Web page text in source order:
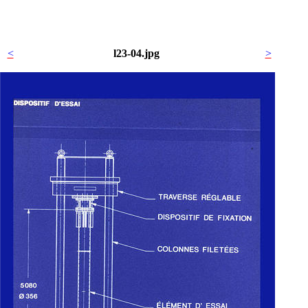
< l23-04.jpg >